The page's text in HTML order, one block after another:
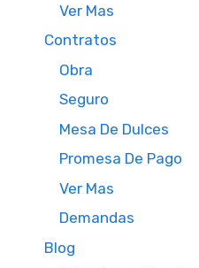
Ver Mas
Contratos
Obra
Seguro
Mesa De Dulces
Promesa De Pago
Ver Mas
Demandas
Blog